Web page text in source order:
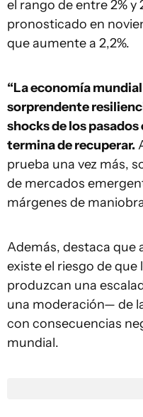
el rango de entre 2% y
pronosticado en
que aumente a 2,2%.
“La economía
sorprendente
shocks de los
termina de recuperar.
prueba una vez más,
de mercados
márgenes de
Además, destaca que
existe el riesgo de
produzcan una
una moderación— de
con consecuencias
mundial.